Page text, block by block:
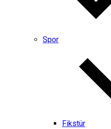
Spor
Fikstür